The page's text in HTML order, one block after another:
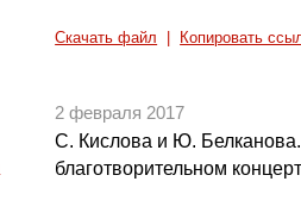
Скачать файл Копировать
2 февраля 2017
С. Кислова и Ю.
благотворительном